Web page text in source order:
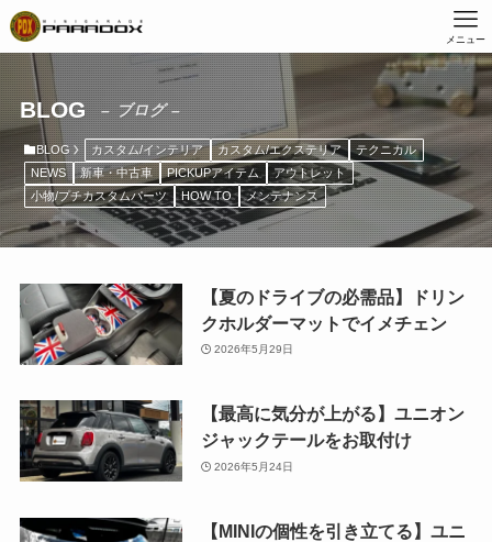
メニュー
BLOG – ブログ –
BLOG カスタム/インテリア カスタム/エクステリア
テクニカル
NEWS
新車・中古車 PICKUPアイテム
アウトレット
小物/プチカスタムパーツ
HOW TO メンテナンス
【夏のドライブの必需品】ドリン
クホルダーマットでイメチェン
2026年5月29日
【最高に気分が上がる】ユニオン
ジャックテールをお取付け
2026年5月24日
【MINIの個性を引き立てる】ユニ